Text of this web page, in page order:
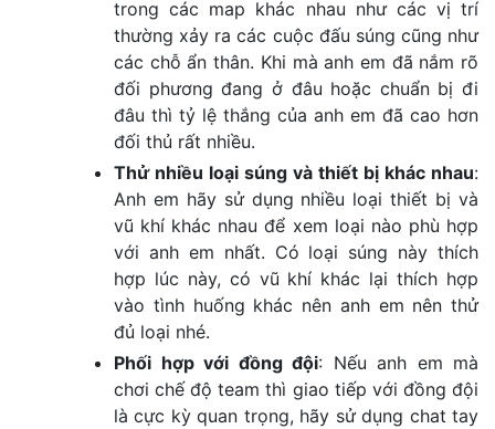
trong các map khác nhau như các vị trí
thường xảy ra các cuộc đấu súng cũng như
các chỗ ẩn thân. Khi mà anh em đã nắm rõ
đối phương đang ở đâu hoặc chuẩn bị đi
đâu thì tỷ lệ thắng của anh em đã cao hơn
đối thủ rất nhiều.
Thử nhiều loại súng và thiết bị khác nhau:
Anh em hãy sử dụng nhiều loại thiết bị và
vũ khí khác nhau để xem loại nào phù hợp
với anh em nhất. Có loại súng này thích
hợp lúc này, có vũ khí khác lại thích hợp
vào tình huống khác nên anh em nên thử
đủ loại nhé.
Phối hợp với đồng đội: Nếu anh em mà
chơi chế độ team thì giao tiếp với đồng đội
là cực kỳ quan trọng, hãy sử dụng chat tay